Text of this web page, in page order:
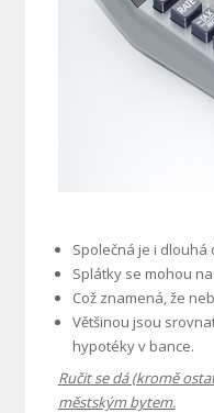
Společná je i dlouhá
Splátky se mohou
Což znamená, že
Většinou jsou
hypotéky v bance.
Ručit se dá (kromě
městským bytem.